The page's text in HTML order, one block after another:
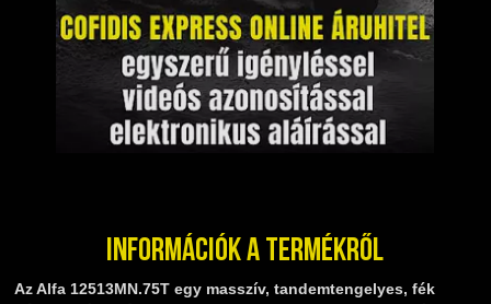
Információk a termékről
Az Alfa 12513MN.75T egy masszív, tandemtengelyes, fék